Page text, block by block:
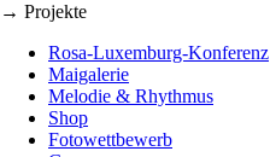
→ Projekte
Rosa-Luxemburg-Konferenz
Maigalerie
Melodie & Rhythmus
Shop
Fotowettbewerb